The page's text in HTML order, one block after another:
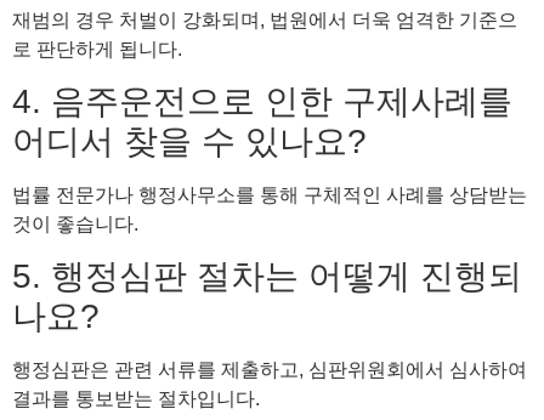
재범의 경우 처벌이 강화되며, 법원에서 더욱 엄격한 기준으
로 판단하게 됩니다.
4. 음주운전으로 인한 구제사례를
어디서 찾을 수 있나요?
법률 전문가나 행정사무소를 통해 구체적인 사례를 상담받는
것이 좋습니다.
5. 행정심판 절차는 어떻게 진행되
나요?
행정심판은 관련 서류를 제출하고, 심판위원회에서 심사하여
결과를 통보받는 절차입니다.